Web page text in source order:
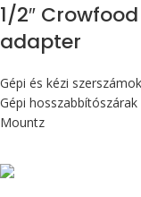
1/2″
adapter
Gépi és kézi szerszámok
Gépi hosszabbítószárak
Mountz